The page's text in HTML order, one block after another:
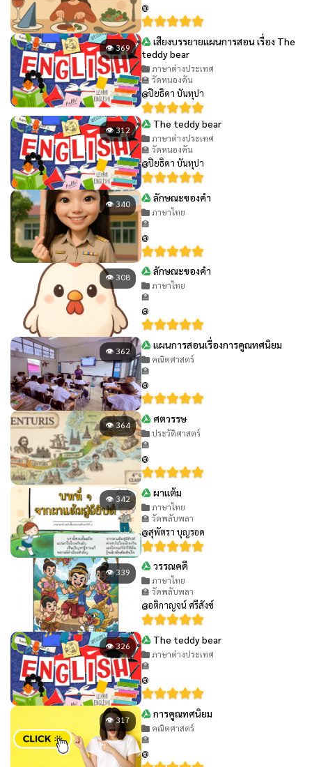
@
👁 369
เสียงบรรยายแผนการสอน เรื่อง The
teddy bear
ภาษาต่างประเทศ
🏫 วัดหนองคัน
@ปิยธิดา บันทุปา
👁 312 The teddy bear
ภาษาต่างประเทศ
🏫 วัดหนองคัน
@ปิยธิดา บันทุปา
👁 340 ลักษณะของคำ
ภาษาไทย
🏫
@
👁 308 ลักษณะของคำ
ภาษาไทย
🏫
@
👁 362 แผนการสอนเรื่องการคูณทศนิยม
คณิตศาสตร์
🏫
@
👁 364 ศตวรรษ
ประวัติศาสตร์
🏫
@
👁 342 ผาแต้ม
ภาษาไทย
🏫 วัดพลับพลา
@สุพัตรา บุญรอด
👁 339 วรรณคดี
ภาษาไทย
🏫 วัดพลับพลา
@อติกาญจน์ ศรีสังข์
👁 326 The teddy bear
ภาษาต่างประเทศ
🏫
@
👁 317 การคูณทศนิยม
คณิตศาสตร์
🏫
@